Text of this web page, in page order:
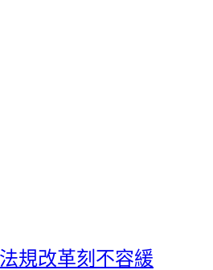
規改革刻不容緩